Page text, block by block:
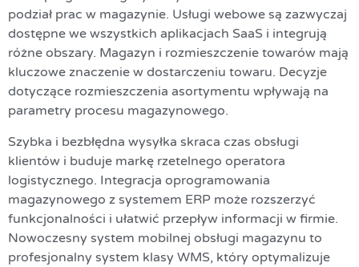
podział prac w magazynie. Usługi webowe są zazwyczaj
dostępne we wszystkich aplikacjach SaaS i integrują
różne obszary. Magazyn i rozmieszczenie towarów mają
kluczowe znaczenie w dostarczeniu towaru. Decyzje
dotyczące rozmieszczenia asortymentu wpływają na
parametry procesu magazynowego.
Szybka i bezbłędna wysyłka skraca czas obsługi
klientów i buduje markę rzetelnego operatora
logistycznego. Integracja oprogramowania
magazynowego z systemem ERP może rozszerzyć
funkcjonalności i ułatwić przepływ informacji w firmie.
Nowoczesny system mobilnej obsługi magazynu to
profesjonalny system klasy WMS, który optymalizuje